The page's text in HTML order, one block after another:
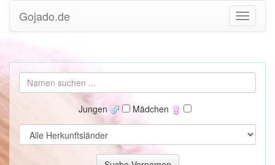
Gojado.de
Jungen Mädchen